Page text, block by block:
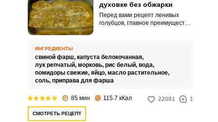
духовке без обжарки
Перед вами рецепт ленивых
голубцов, главное преимущество
предварительной обжарки
ингредиентов. Это значит, что
такое блюдо подойдет и детям.
ИНГРЕДИЕНТЫ
свиной фарш, капуста белокочанная,
лук репчатый, морковь, рис белый, вода,
помидоры свежие, яйцо, масло растительное,
соль, приправа для фарша
85 мин 115.7 кКал 22081 1
СМОТРЕТЬ РЕЦЕПТ